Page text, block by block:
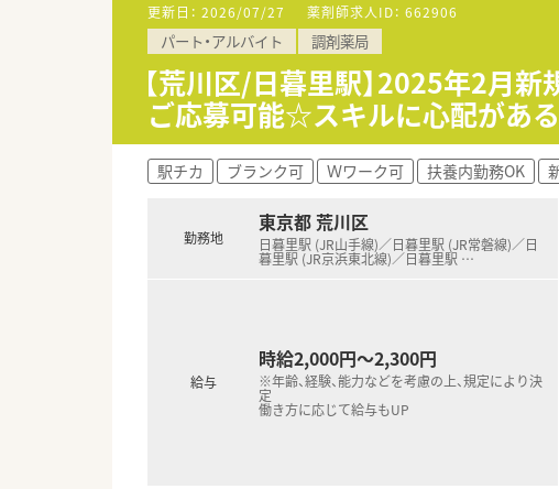
【職場環境と雰囲気】
■代表が日々店舗を回って社員との対話
■20代の若手からベテラン層まで幅広
す。
■「お持ちいただいた処方箋は断らない
更新日： 2026/07/27 薬剤師求人ID： 662906
パート・アルバイト 調剤薬局
【荒川区/日暮里駅】2025年2月
ご応募可能☆スキルに心配があ
駅チカ ブランク可 Ｗワーク可 扶養内勤務OK
勤務地
東京都 荒川区
日暮里駅 (JR山手線)／日暮里駅 (JR常磐線)／日
暮里駅 (JR京浜東北線)／日暮里駅 …
給与
時給2,000円～2,300円
※年齢、経験、能力などを考慮の上、規定により決
定
働き方に応じて給与もUP